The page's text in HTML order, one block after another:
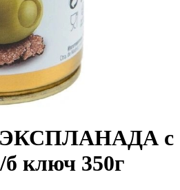
с
ключ 350г